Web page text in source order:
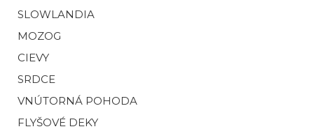
SLOWLANDIA
MOZOG
CIEVY
SRDCE
VNÚTORNÁ POHODA
FLYŠOVÉ DEKY